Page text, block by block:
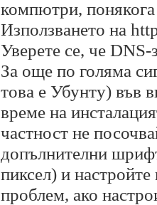
компютри,
Използването на
Уверете се, че DNS-
За още по голяма
това е Убунту) във
време на
частност не
допълнителни
пиксел) и
проблем, ако